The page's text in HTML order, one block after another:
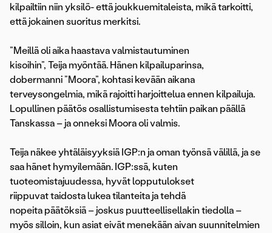
kilpailtiin niin yksilö- että joukkuemitaleista, mikä tarkoitti,
että jokainen suoritus merkitsi.
”Meillä oli aika haastava valmistautuminen
kisoihin”, Teija myöntää. Hänen kilpailuparinsa,
dobermanni ”Moora”, kohtasi kevään aikana
terveysongelmia, mikä rajoitti harjoittelua ennen kilpailuja.
Lopullinen päätös osallistumisesta tehtiin paikan päällä
Tanskassa – ja onneksi Moora oli valmis.
Teija näkee yhtäläisyyksiä IGP:n ja oman työnsä välillä, ja se
saa hänet hymyilemään. IGP:ssä, kuten
tuoteomistajuudessa, hyvät lopputulokset
riippuvat taidosta lukea tilanteita ja tehdä
nopeita päätöksiä – joskus puutteellisellakin tiedolla –
myös silloin, kun asiat eivät menekään aivan suunnitelmien